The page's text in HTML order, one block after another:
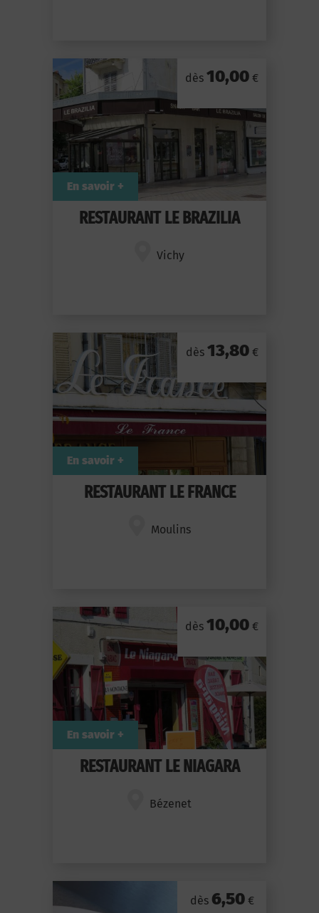
RESTAURANT LE BRAZILIA
Vichy
dès 10,00 €
En savoir +
RESTAURANT LE FRANCE
Moulins
dès 13,80€
En savoir +
RESTAURANT LE NIAGARA
Bézenet
dès 10,00 €
En savoir +
dès 6,50€